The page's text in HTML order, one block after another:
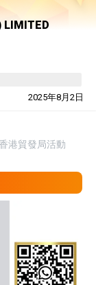
LIMITED
2025年8月2日
香港貿發局活動